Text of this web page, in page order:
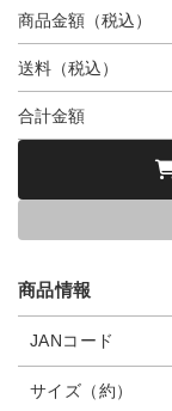
商品金額（税込）
送料（税込）
合計金額
商品情報
JANコード
サイズ（約）